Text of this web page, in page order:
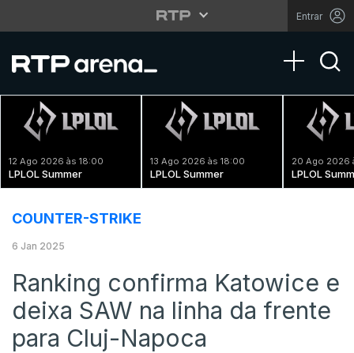
Entrar
Toggle
12 Ago 2026 às 18:00
LPLOL Summer
13 Ago 2026 às 18:00
LPLOL Summer
20 Ago 2026
LPLOL
COUNTER-STRIKE
6 Jan 2025
Ranking confirma Katowice e
deixa SAW na linha da frente
para Cluj-Napoca